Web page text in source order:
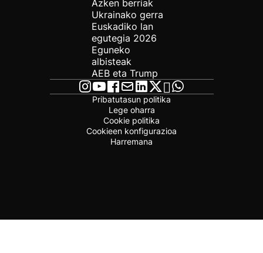
Azken berriak
Ukrainako gerra
Euskadiko lan
egutegia 2026
Eguneko
albisteak
AEB eta Trump
Pribatutasun politika
Lege oharra
Cookie politika
Cookieen konfigurazioa
Harremana